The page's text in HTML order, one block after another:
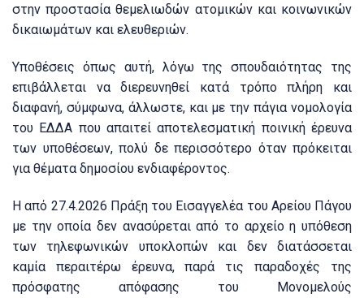
στην προστασία θεμελιωδών ατομικών και κοινωνικών
δικαιωμάτων και ελευθεριών.
Υποθέσεις όπως αυτή, λόγω της σπουδαιότητας της
επιβάλλεται να διερευνηθεί κατά τρόπο πλήρη και
διαφανή, σύμφωνα, άλλωστε, και με την πάγια νομολογία
του ΕΔΔΑ που απαιτεί αποτελεσματική ποινική έρευνα
των υποθέσεων, πολύ δε περισσότερο όταν πρόκειται
για θέματα δημοσίου ενδιαφέροντος.
Η από 27.4.2026 Πράξη του Εισαγγελέα του Αρείου Πάγου
με την οποία δεν ανασύρεται από το αρχείο η υπόθεση
των τηλεφωνικών υποκλοπών και δεν διατάσσεται
καμία περαιτέρω έρευνα, παρά τις παραδοχές της
πρόσφατης απόφασης του Μονομελούς